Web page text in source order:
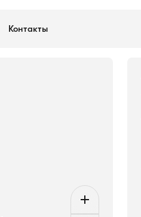
Контакты